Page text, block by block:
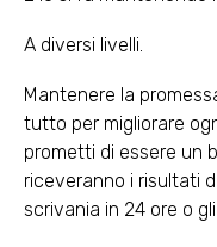
A diversi livelli.
Mantenere la
tutto per migliorare
prometti di essere un
riceveranno i risultati
scrivania in 24 ore o